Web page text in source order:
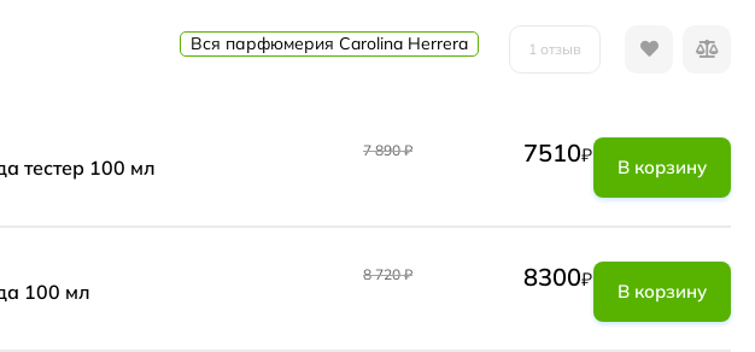
Вся парфюмерия Carolina Herrera 1 отзыв
тестер 100 мл
7 890₽ 7510₽
В корзину
100 мл
8 720₽ 8300₽
В корзину